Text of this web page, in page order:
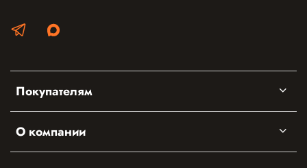
Покупателям
О компании